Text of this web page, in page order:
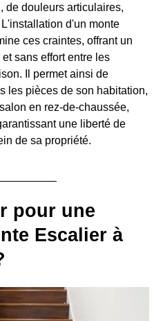
de douleurs articulaires,
d'un monte
ces craintes, offrant un
sans effort entre les
Il permet ainsi de
les pièces de son habitation,
en rez-de-chaussée,
une liberté de
de sa propriété.
pour une
Escalier à